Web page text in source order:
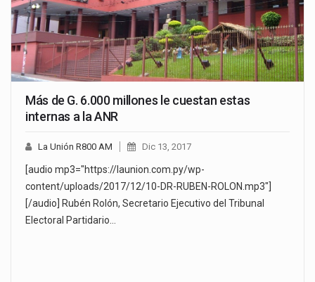
Más de G. 6.000 millones le cuestan estas
internas a la ANR
La Unión R800 AM Dic 13, 2017
[audio mp3="https://launion.com.py/wp-
content/uploads/2017/12/10-DR-RUBEN-ROLON.mp3"]
[/audio] Rubén Rolón, Secretario Ejecutivo del Tribunal
Electoral Partidario…